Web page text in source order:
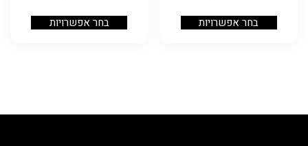
בחר אפשרויות בחר אפשרויות